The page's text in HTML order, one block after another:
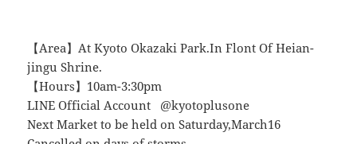
【Area】At Kyoto Okazaki Park.In Flont Of Heian-
jingu Shrine.
【Hours】10am-3:30pm
LINE Official Account @kyotoplusone
Next Market to be held on Saturday,March16